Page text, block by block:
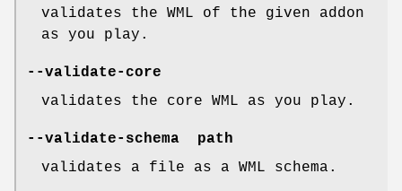
validates the WML of the given addon
as you play.
--validate-core
validates the core WML as you play.
--validate-schema path
validates a file as a WML schema.